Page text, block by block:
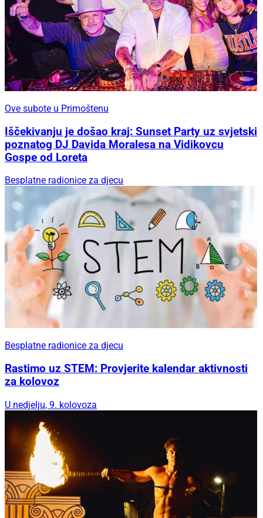
Ove subote u Primoštenu
Iščekivanju je došao kraj: Sunset Party uz svjetski
poznatog DJ Davida Moralesa na Vidikovcu
Gospe od Loreta
Besplatne radionice za djecu
Besplatne radionice za djecu
Rastimo uz STEM: Provjerite kalendar aktivnosti
za kolovoz
U nedjelju, 9. kolovoza